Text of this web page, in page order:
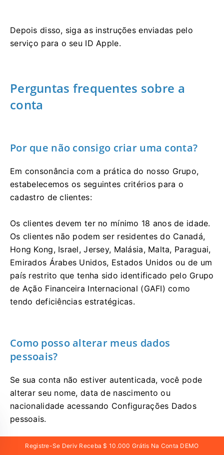
Depois disso, siga as instruções enviadas pelo
serviço para o seu ID Apple.
Perguntas frequentes sobre a
conta
Por que não consigo criar uma conta?
Em consonância com a prática do nosso Grupo,
estabelecemos os seguintes critérios para o
cadastro de clientes:
Os clientes devem ter no mínimo 18 anos de idade.
Os clientes não podem ser residentes do Canadá,
Hong Kong, Israel, Jersey, Malásia, Malta, Paraguai,
Emirados Árabes Unidos, Estados Unidos ou de um
país restrito que tenha sido identificado pelo Grupo
de Ação Financeira Internacional (GAFI) como
tendo deficiências estratégicas.
Como posso alterar meus dados
pessoais?
Se sua conta não estiver autenticada, você pode
alterar seu nome, data de nascimento ou
nacionalidade acessando Configurações Dados
pessoais.
Se a conta já estiver totalmente autenticada, você
Registre-Se Deriv Receba $ 10.000 Grátis Na Conta DEMO